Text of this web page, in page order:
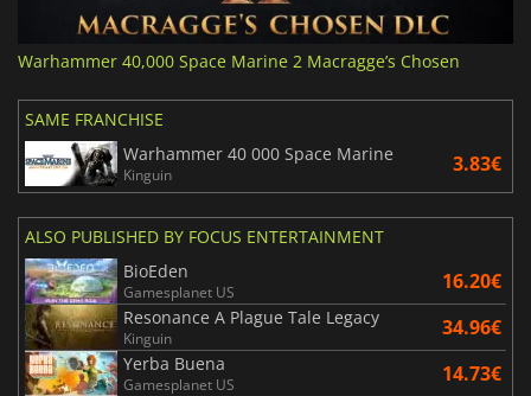
Warhammer 40,000 Space Marine 2 Macragge’s Chosen
SAME FRANCHISE
Warhammer 40 000 Space Marine
Kinguin 3.83€
ALSO PUBLISHED BY FOCUS ENTERTAINMENT
BioEden
Gamesplanet US 16.20€
Resonance A Plague Tale Legacy
Kinguin 34.96€
Yerba Buena
Gamesplanet US 14.73€